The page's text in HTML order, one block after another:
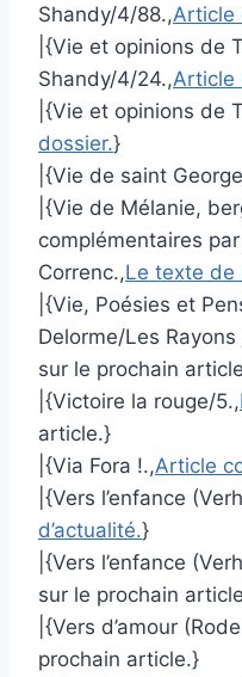
Shandy/4/88.,Article
|{Vie et opinions de
Shandy/4/24.,Article
|{Vie et opinions de
dossier.}
|{Vie de saint
|{Vie de Mélanie,
complémentaires
Correnc.,Le texte de
|{Vie, Poésies et
Delorme/Les Rayons
sur le prochain
|{Victoire la rouge/5.,
article.}
|{Via Fora !.,Article
|{Vers l’enfance
d’actualité.}
|{Vers l’enfance
sur le prochain
|{Vers d’amour
prochain article.}